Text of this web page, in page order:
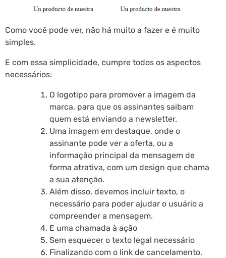
Como você pode ver, não há muito a fazer e é muito
simples.
E com essa simplicidade, cumpre todos os aspectos
necessários:
O logotipo para promover a imagem da
marca, para que os assinantes saibam
quem está enviando a newsletter.
Uma imagem em destaque, onde o
assinante pode ver a oferta, ou a
informação principal da mensagem de
forma atrativa, com um design que chama
a sua atenção.
Além disso, devemos incluir texto, o
necessário para poder ajudar o usuário a
compreender a mensagem.
E uma chamada à ação
Sem esquecer o texto legal necessário
Finalizando com o link de cancelamento,